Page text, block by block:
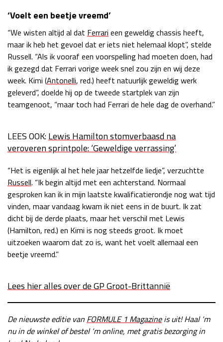
Kwalificatie
za 19:00 - 20:00
Race
zo 17:00 - 19:00
‘Voelt een beetje vreemd’
“We wisten altijd al dat Ferrari een geweldig chassis heeft,
maar ik heb het gevoel dat er iets niet helemaal klopt”, stelde
Russell. “Als ik vooraf een voorspelling had moeten doen, had
ik gezegd dat Ferrari vorige week snel zou zijn en wij deze
week. Kimi (Antonelli, red.) heeft natuurlijk geweldig werk
geleverd”, doelde hij op de tweede startplek van zijn
teamgenoot, “maar toch had Ferrari de hele dag de overhand.”
LEES OOK:Lewis Hamilton stomverbaasd na
veroveren sprintpole: ‘Geweldige verrassing’
“Het is eigenlijk al het hele jaar hetzelfde liedje”, verzuchtte
Russell. “Ik begin altijd met een achterstand. Normaal
gesproken kan ik in mijn laatste kwalificatierondje nog wat tijd
vinden, maar vandaag kwam ik niet eens in de buurt. Ik zat
dicht bij de derde plaats, maar het verschil met Lewis
(Hamilton, red.) en Kimi is nog steeds groot. Ik moet
uitzoeken waarom dat zo is, want het voelt allemaal een
beetje vreemd.”
Lees hier alles over de GP Groot-Brittannië
De nieuwste editie van FORMULE 1 Magazineis uit! Haal ‘m
nu in de winkel of bestel ‘m online, met gratis bezorging in